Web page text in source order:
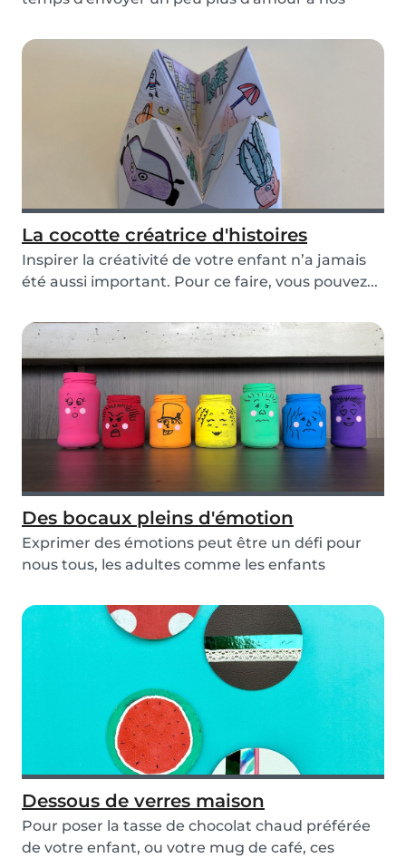
La cocotte créatrice d'histoires
Inspirer la créativité de votre enfant n’a jamais
été aussi important. Pour ce faire, vous pouvez...
Des bocaux pleins d'émotion
Exprimer des émotions peut être un défi pour
nous tous, les adultes comme les enfants
Dessous de verres maison
Pour poser la tasse de chocolat chaud préférée
de votre enfant, ou votre mug de café, ces